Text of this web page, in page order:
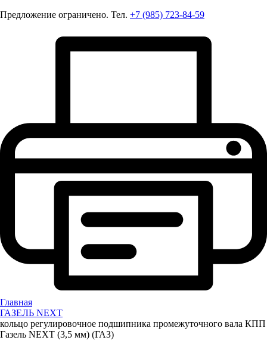
Предложение ограничено. Тел. +7 (985) 723-84-59
Главная
ГАЗЕЛЬ NEXT
кольцо регулировочное подшипника промежуточного вала КПП
Газель NEXT (3,5 мм) (ГАЗ)